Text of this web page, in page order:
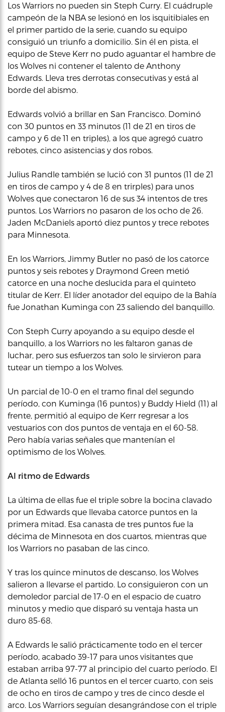
Los Warriors no pueden sin Steph Curry. El cuádruple
campeón de la NBA se lesionó en los isquitibiales en
el primer partido de la serie, cuando su equipo
consiguió un triunfo a domicilio. Sin él en pista, el
equipo de Steve Kerr no pudo aguantar el hambre de
los Wolves ni contener el talento de Anthony
Edwards. Lleva tres derrotas consecutivas y está al
borde del abismo.
Edwards volvió a brillar en San Francisco. Dominó
con 30 puntos en 33 minutos (11 de 21 en tiros de
campo y 6 de 11 en triples), a los que agregó cuatro
rebotes, cinco asistencias y dos robos.
Julius Randle también se lució con 31 puntos (11 de 21
en tiros de campo y 4 de 8 en trirples) para unos
Wolves que conectaron 16 de sus 34 intentos de tres
puntos. Los Warriors no pasaron de los ocho de 26.
Jaden McDaniels aportó diez puntos y trece rebotes
para Minnesota.
En los Warriors, Jimmy Butler no pasó de los catorce
puntos y seis rebotes y Draymond Green metió
catorce en una noche deslucida para el quinteto
titular de Kerr. El líder anotador del equipo de la Bahía
fue Jonathan Kuminga con 23 saliendo del banquillo.
Con Steph Curry apoyando a su equipo desde el
banquillo, a los Warriors no les faltaron ganas de
luchar, pero sus esfuerzos tan solo le sirvieron para
tutear un tiempo a los Wolves.
Un parcial de 10-0 en el tramo final del segundo
período, con Kuminga (16 puntos) y Buddy Hield (11) al
frente, permitió al equipo de Kerr regresar a los
vestuarios con dos puntos de ventaja en el 60-58.
Pero había varias señales que mantenían el
optimismo de los Wolves.
Al ritmo de Edwards
La última de ellas fue el triple sobre la bocina clavado
por un Edwards que llevaba catorce puntos en la
primera mitad. Esa canasta de tres puntos fue la
décima de Minnesota en dos cuartos, mientras que
los Warriors no pasaban de las cinco.
Y tras los quince minutos de descanso, los Wolves
salieron a llevarse el partido. Lo consiguieron con un
demoledor parcial de 17-0 en el espacio de cuatro
minutos y medio que disparó su ventaja hasta un
duro 85-68.
A Edwards le salió prácticamente todo en el tercer
período, acabado 39-17 para unos visitantes que
estaban arriba 97-77 al principio del cuarto período. El
de Atlanta selló 16 puntos en el tercer cuarto, con seis
de ocho en tiros de campo y tres de cinco desde el
arco. Los Warriors seguían desangrándose con el triple